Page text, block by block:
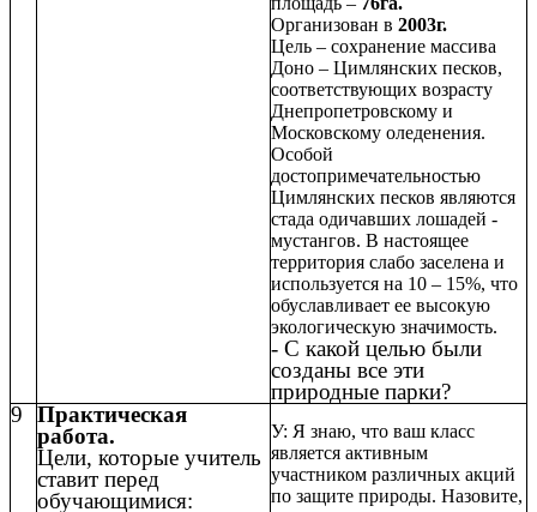
Организован в 2003г.
Цель – сохранение массива
Доно – Цимлянских песков,
соответствующих возрасту
Днепропетровскому и
Московскому оледенения.
Особой
достопримечательностью
Цимлянских песков являются
стада одичавших лошадей -
мустангов. В настоящее
территория слабо заселена и
используется на 10 – 15%, что
обуславливает ее высокую
экологическую значимость.
- С какой целью были
созданы все эти
природные парки?
9
Практическая
работа.
Цели, которые учитель
ставит перед
обучающимися:
У: Я знаю, что ваш класс
является активным
участником различных акций
по защите природы. Назовите,